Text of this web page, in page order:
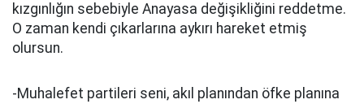
kızgınlığın sebebiyle Anayasa değişikliğini reddetme.
O zaman kendi çıkarlarına aykırı hareket etmiş
olursun.
-Muhalefet partileri seni, akıl planından öfke planına